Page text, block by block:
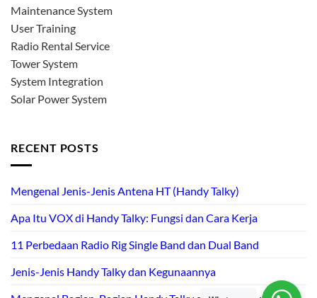
Maintenance System
User Training
Radio Rental Service
Tower System
System Integration
Solar Power System
RECENT POSTS
Mengenal Jenis-Jenis Antena HT (Handy Talky)
Apa Itu VOX di Handy Talky: Fungsi dan Cara Kerja
11 Perbedaan Radio Rig Single Band dan Dual Band
Jenis-Jenis Handy Talky dan Kegunaannya